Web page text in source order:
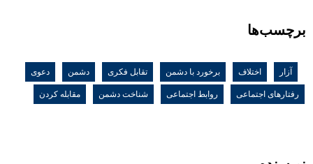
برچسب‌ها
آزار اختلاف برخورد با دشمن تقابل فکری دشمن دعوی
رفتارهای اجتماعی روابط اجتماعی شناخت دشمن مقابله کردن